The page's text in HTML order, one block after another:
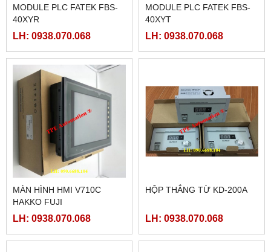
MODULE PLC FATEK FBS-
40XYR
LH: 0938.070.068
MODULE PLC FATEK FBS-
40XYT
LH: 0938.070.068
MÀN HÌNH HMI V710C
HAKKO FUJI
LH: 0938.070.068
HỘP THẮNG TỪ KD-200A
LH: 0938.070.068